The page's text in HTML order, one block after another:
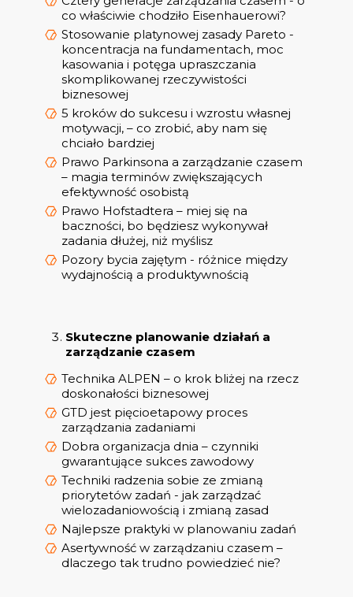
co właściwie chodziło Eisenhauerowi?
Stosowanie platynowej zasady Pareto -
koncentracja na fundamentach, moc
kasowania i potęga upraszczania
skomplikowanej rzeczywistości
biznesowej
5 kroków do sukcesu i wzrostu własnej
motywacji, – co zrobić, aby nam się
chciało bardziej
Prawo Parkinsona a zarządzanie czasem
– magia terminów zwiększających
efektywność osobistą
Prawo Hofstadtera – miej się na
baczności, bo będziesz wykonywał
zadania dłużej, niż myślisz
Pozory bycia zajętym - różnice między
wydajnością a produktywnością
Skuteczne planowanie działań a
zarządzanie czasem
Technika ALPEN – o krok bliżej na rzecz
doskonałości biznesowej
GTD jest pięcioetapowy proces
zarządzania zadaniami
Dobra organizacja dnia – czynniki
gwarantujące sukces zawodowy
Techniki radzenia sobie ze zmianą
priorytetów zadań - jak zarządzać
wielozadaniowością i zmianą zasad
Najlepsze praktyki w planowaniu zadań
Asertywność w zarządzaniu czasem –
dlaczego tak trudno powiedzieć nie?